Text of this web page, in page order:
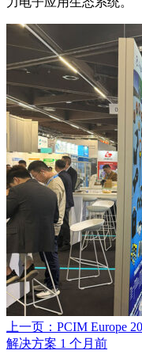
上一页：PCIM Europe
解决方案 1 个月前